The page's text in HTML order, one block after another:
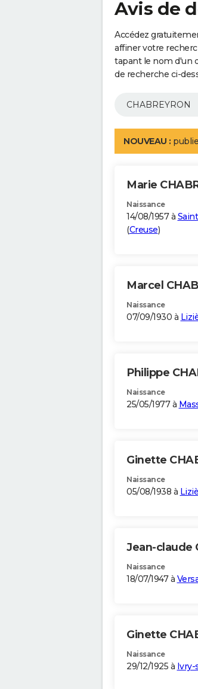
Avis de
Accédez
affiner votre
tapant le nom d'un
de recherche ci-
NOUVEAU :
Marie
Naissance
14/08/1957 à
(Creuse)
Marcel
Naissance
07/09/1930 à
Philippe
Naissance
25/05/1977 à
Ginette
Naissance
05/08/1938 à
Jean-claude
Naissance
18/07/1947 à
Ginette
Naissance
29/12/1925 à Ivry-